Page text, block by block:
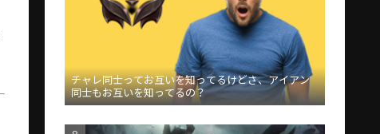
チャレ同士ってお互いを知ってるけどさ、アイアン
同士もお互いを知ってるの？